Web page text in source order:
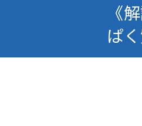
サービス紹介
《
ぱ